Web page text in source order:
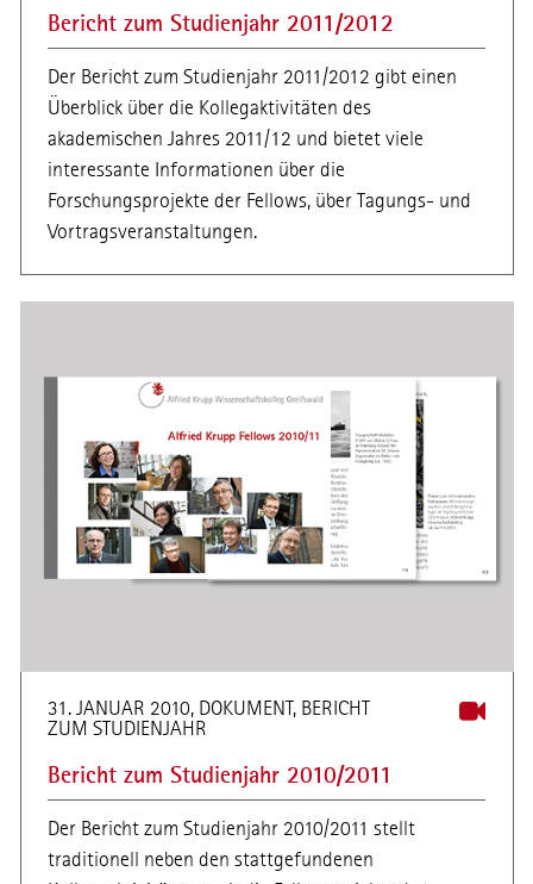
Bericht zum Studienjahr 2011/2012
Der Bericht zum Studienjahr 2011/2012 gibt einen
Überblick über die Kollegaktivitäten des
akademischen Jahres 2011/12 und bietet viele
interessante Informationen über die
Forschungsprojekte der Fellows, über Tagungs- und
Vortragsveranstaltungen.
31. JANUAR 2010, DOKUMENT, BERICHT
ZUM STUDIENJAHR
Bericht zum Studienjahr 2010/2011
Der Bericht zum Studienjahr 2010/2011 stellt
traditionell neben den stattgefundenen